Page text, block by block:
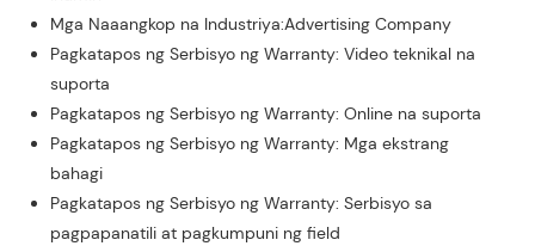
Mga Naaangkop na Industriya:Advertising Company
Pagkatapos ng Serbisyo ng Warranty: Video teknikal na
suporta
Pagkatapos ng Serbisyo ng Warranty: Online na suporta
Pagkatapos ng Serbisyo ng Warranty: Mga ekstrang
bahagi
Pagkatapos ng Serbisyo ng Warranty: Serbisyo sa
pagpapanatili at pagkumpuni ng field